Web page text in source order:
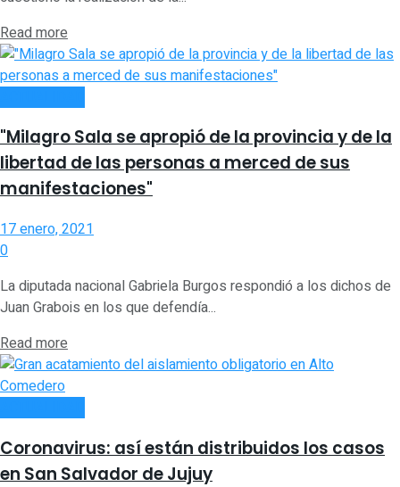
Read more
"Milagro Sala se apropió de la provincia y de la
libertad de las personas a merced de sus
manifestaciones"
17 enero, 2021
0
La diputada nacional Gabriela Burgos respondió a los dichos de
Juan Grabois en los que defendía...
Read more
Coronavirus: así están distribuidos los casos
en San Salvador de Jujuy